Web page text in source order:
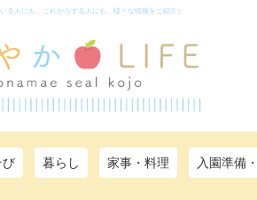
る人にも、これからする人にも。様々な情報をご紹介♪
び 暮らし 家事・料理 入園準備